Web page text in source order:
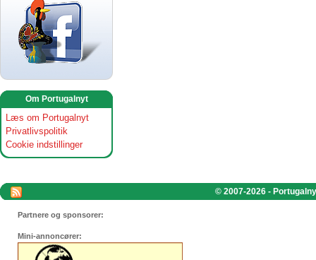
Om Portugalnyt
Læs om Portugalnyt
Privatlivspolitik
Cookie indstillinger
© 2007-2026 -
Partnere og sponsorer:
Mini-annoncører: